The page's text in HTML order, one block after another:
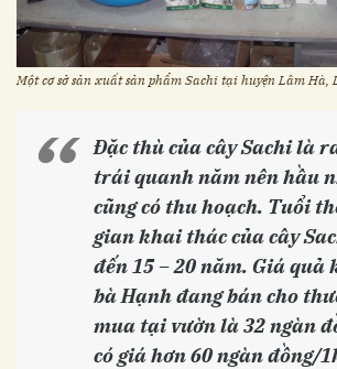
Một cơ sở sản xuất sản phẩm Sachi tại huyện Lâm Hà,
Đặc thù của cây Sachi là
trái quanh năm nên hầu
cũng có thu hoạch. Tuổi
gian khai thác của cây
đến 15 – 20 năm. Giá quả
bà Hạnh đang bán cho
mua tại vườn là 32 ngàn
có giá hơn 60 ngàn đồng/